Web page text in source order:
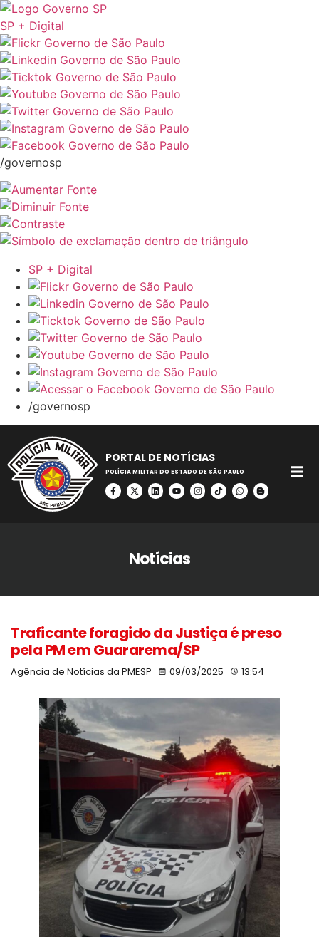
SP + Digital
/governosp
SP + Digital
/governosp
PORTAL DE NOTÍCIAS
POLÍCIA MILITAR DO ESTADO DE SÃO PAULO
Notícias
Traficante foragido da Justiça é preso
pela PM em Guararema/SP
Agência de Notícias da PMESP 09/03/2025 13:54